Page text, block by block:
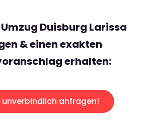
Duisburg Larissa
& einen exakten
erhalten:
unverbindlich anfragen!